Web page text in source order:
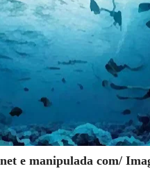
e manipulada com/